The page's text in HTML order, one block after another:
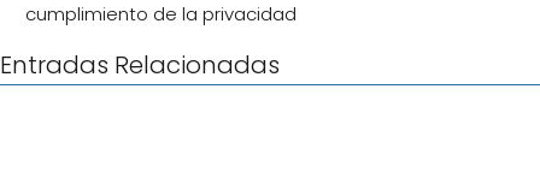
cumplimiento de la privacidad
Entradas Relacionadas